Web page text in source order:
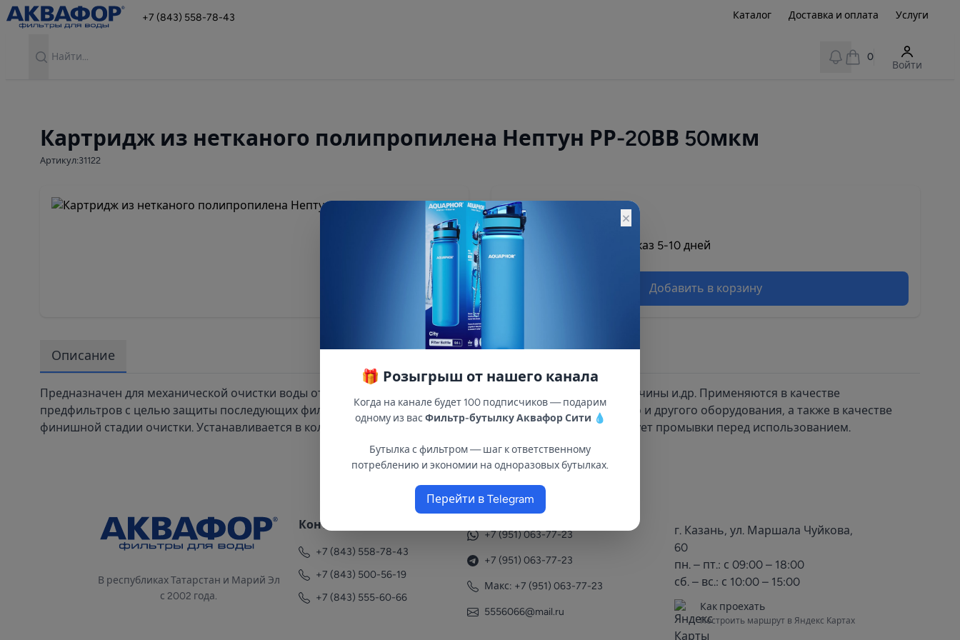
+7 (843) 558-78-43 Каталог Доставка и оплата Услуги
View notifications
0
Войти
Картридж из нетканого полипропилена Нептун РР-20ВВ 50мкм
Артикул:31122
720 ₽
Остатки:
Основной склад: Под заказ 5-10 дней
Добавить в корзину
Описание
Предназначен для механической очистки воды от содержащихся в ней примесей: песка, ила, глины, ржавчины и.др. Применяются в качестве
предфильтров с целью защиты последующих фильтров, обратноосмотического, ультрафильтрационного и другого оборудования, а также в качестве
финишной стадии очистки. Устанавливается в колбу (магистральный фильтр) длиной 20" (20bb) . Не требует промывки перед использованием.
В республиках Татарстан и Марий Эл
с 2002 года.
Контакты
+7 (843) 558-78-43
+7 (843) 500-56-19
+7 (843) 555-60-66
+7 (951) 063-77-23
+7 (951) 063-77-23
Макс: +7 (951) 063-77-23
5556066@mail.ru
г. Казань, ул. Маршала Чуйкова,
60
пн. – пт.: с 09:00 – 18:00
сб. – вс.: с 10:00 – 15:00
Как проехать
Построить маршрут в Яндекс Картах
×
🎁 Розыгрыш от нашего канала
Когда на канале будет 100 подписчиков — подарим
одному из вас Фильтр-бутылку Аквафор Сити 💧
Бутылка с фильтром — шаг к ответственному
потреблению и экономии на одноразовых бутылках.
Перейти в Telegram